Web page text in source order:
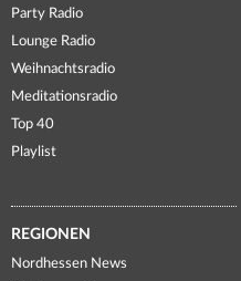
Party Radio
Lounge Radio
Weihnachtsradio
Meditationsradio
Top 40
Playlist
REGIONEN
Nordhessen News